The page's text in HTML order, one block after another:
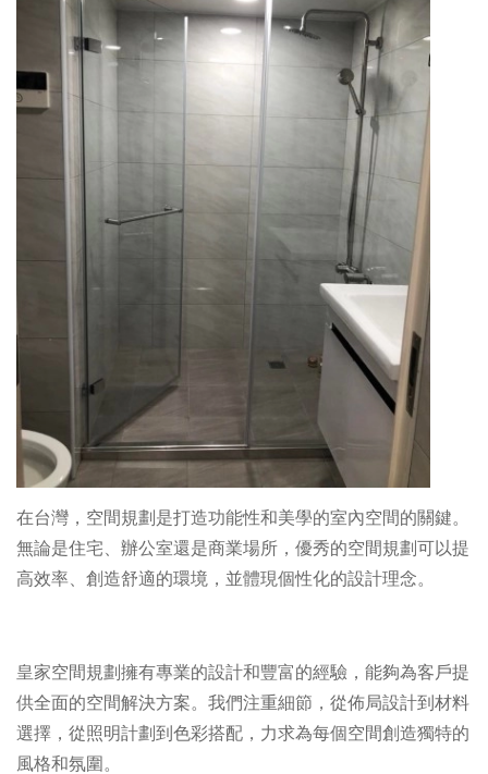
在台灣，空間規劃是打造功能性和美學的室內空間的關鍵。
無論是住宅、辦公室還是商業場所，優秀的空間規劃可以提
高效率、創造舒適的環境，並體現個性化的設計理念。
皇家空間規劃擁有專業的設計和豐富的經驗，能夠為客戶提
供全面的空間解決方案。我們注重細節，從佈局設計到材料
選擇，從照明計劃到色彩搭配，力求為每個空間創造獨特的
風格和氛圍。